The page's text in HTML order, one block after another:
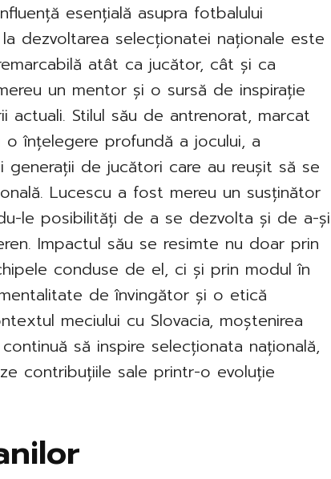
esențială asupra fotbalului
dezvoltarea selecționatei naționale este
atât ca jucător, cât și ca
un mentor și o sursă de inspirație
actuali. Stilul său de antrenorat, marcat
înțelegere profundă a jocului, a
generații de jucători care au reușit să se
Lucescu a fost mereu un susținător
le posibilități de a se dezvolta și de a-și
Impactul său se resimte nu doar prin
conduse de el, ci și prin modul în
de învingător și o etică
meciului cu Slovacia, moștenirea
să inspire selecționata națională,
contribuțiile sale printr-o evoluție